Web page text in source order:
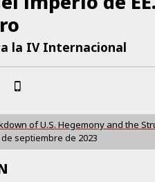
la IV Internacional
of U.S. Hegemony and the
de septiembre de 2023